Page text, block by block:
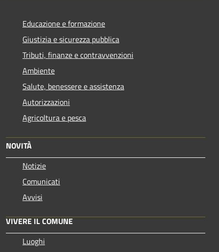
Educazione e formazione
Giustizia e sicurezza pubblica
Tributi, finanze e contravvenzioni
Ambiente
Salute, benessere e assistenza
Autorizzazioni
Agricoltura e pesca
NOVITÀ
Notizie
Comunicati
Avvisi
VIVERE IL COMUNE
Luoghi